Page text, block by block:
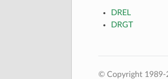
DREL
DRGT
© Copyright 1989-